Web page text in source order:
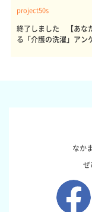
project50s
終了しました 【あな
る「介護の洗濯」ア
なか
ぜ